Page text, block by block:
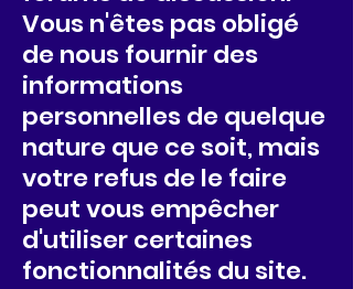
Vous n'êtes pas obligé
de nous fournir des
informations
personnelles de quelque
nature que ce soit, mais
votre refus de le faire
peut vous empêcher
d'utiliser certaines
fonctionnalités du site.